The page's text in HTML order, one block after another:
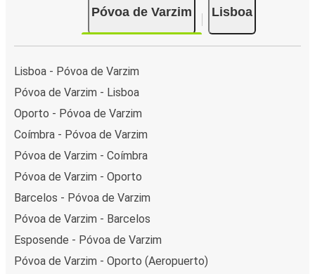
Póvoa de Varzim Lisboa
Lisboa - Póvoa de Varzim
Póvoa de Varzim - Lisboa
Oporto - Póvoa de Varzim
Coímbra - Póvoa de Varzim
Póvoa de Varzim - Coímbra
Póvoa de Varzim - Oporto
Barcelos - Póvoa de Varzim
Póvoa de Varzim - Barcelos
Esposende - Póvoa de Varzim
Póvoa de Varzim - Oporto (Aeropuerto)